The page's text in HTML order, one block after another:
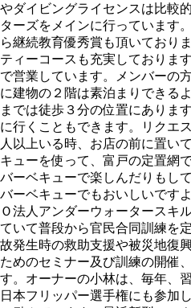
やダイビングライセンスは比較
ターズをメインに行っています
ら継続教育優秀賞も頂いており
ティーコースも充実しておりま
で営業しています。メンバーの
に建物の２階は素泊まりできる
までは徒歩３分の位置にありま
に行くこともできます。リクエ
人以上いる時、お店の前に置い
キューを使って、富戸の定置網
バーベキューで楽しんだりもし
バーベキューでもおいしいです
Ｏ法人アンダーウォータースキ
ていて普段から官民合同訓練を
故発生時の救助支援や被災地復
ためのセミナー及び訓練の開催
す。オーナーの小林は、毎年、
日本フリッパー選手権にも参加